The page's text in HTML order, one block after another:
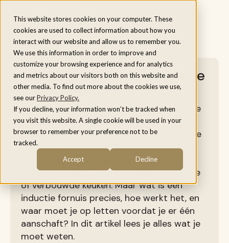
This website stores cookies on your computer. These
cookies are used to collect information about how you
interact with our website and allow us to remember you.
We use this information in order to improve and
customize your browsing experience and for analytics
and metrics about our visitors both on this website and
other media. To find out more about the cookies we use,
see ourPrivacy Policy.
If you decline, your information won’t be tracked when
you visit this website. A single cookie will be used in your
browser to remember your preference not to be
tracked.
Accept Decline
Menu
Home/Inspiratie/Inductie fornuis: alles wat je moet
weten
Inductie fornuis: alles wat je
moet weten
Een inductie fornuis combineert het beste
van twee werelden: de uitstraling en
capaciteit van een klassiek fornuis, met de
snelheid, veiligheid en het gebruiksgemak
van inductiekoken. Steeds meer mensen
kiezen voor dit type fornuis bij een nieuwe
of verbouwde keuken. Maar wat is een
inductie fornuis precies, hoe werkt het, en
waar moet je op letten voordat je er één
aanschaft? In dit artikel lees je alles wat je
moet weten.